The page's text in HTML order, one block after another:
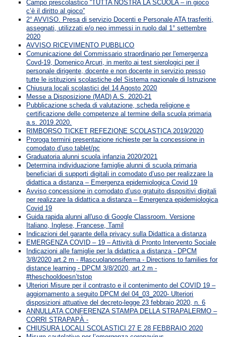
Campo prescolastico “TUTTA NOSTRA LA SCUOLA – in gioco
c’è il diritto al gioco”
2° AVVISO. Presa di servizio Docenti e Personale ATA trasferiti,
assegnati, utilizzati e/o neo immessi in ruolo dal 1° settembre
2020
AVVISO RICEVIMENTO PUBBLICO
Comunicazione del Commissario straordinario per l'emergenza
Covd-19, Domenico Arcuri, in merito ai test sierologici per il
personale dirigente, docente e non docente in servizio presso
tutte le istituzioni scolastiche del Sistema nazionale di Istruzione
Chiusura locali scolastici del 14 Agosto 2020
Messe a Disposizione (MAD) A.S. 2020-21
Pubblicazione scheda di valutazione, scheda religione e
certificazione delle competenze al termine della scuola primaria
a.s. 2019.2020.
RIMBORSO TICKET REFEZIONE SCOLASTICA 2019/2020
Proroga termini presentazione richieste per la concessione in
comodato d’uso tablet/pc
Graduatoria alunni scuola infanzia 2020/2021
Determina individuazione famiglie alunni di scuola primaria
beneficiari di supporti digitali in comodato d’uso per realizzare la
didattica a distanza – Emergenza epidemiologica Covid 19
Avviso concessione in comodato d’uso gratuito dispositivi digitali
per realizzare la didattica a distanza – Emergenza epidemiologica
Covid 19
Guida rapida alunni all'uso di Google Classroom. Versione
Italiano, Inglese, Francese, Tamil
Indicazioni del garante della privacy sulla Didattica a distanza
EMERGENZA COVID – 19 – Attività di Pronto Intervento Sociale
Indicazioni alle famiglie per la didattica a distanza - DPCM
3/8/2020 art.2 m - #lascuolanonsiferma - Directions to families for
distance learning - DPCM 3/8/2020, art.2 m -
#theschooldoesn’tstop
Ulteriori Misure per il contrasto e il contenimento del COVID 19 –
aggiornamento a seguito DPCM del 04_03_2020- Ulteriori
disposizioni attuative del decreto-legge 23 febbraio 2020, n. 6
ANNULLATA CONFERENZA STAMPA DELLA STRAPALERMO –
CORRI STRAPAPÀ -
CHIUSURA LOCALI SCOLASTICI 27 E 28 FEBBRAIO 2020